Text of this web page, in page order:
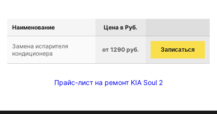
Наименование Цена в Руб.
Замена испарителя
кондиционера
от 1290 руб. Записаться
Прайс-лист на ремонт KIA Soul 2